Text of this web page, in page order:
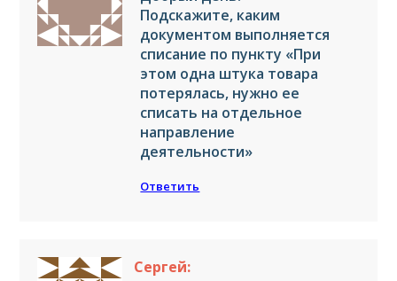
Подскажите, каким
документом выполняется
списание по пункту «При
этом одна штука товара
потерялась, нужно ее
списать на отдельное
направление
деятельности»
Ответить
Сергей: